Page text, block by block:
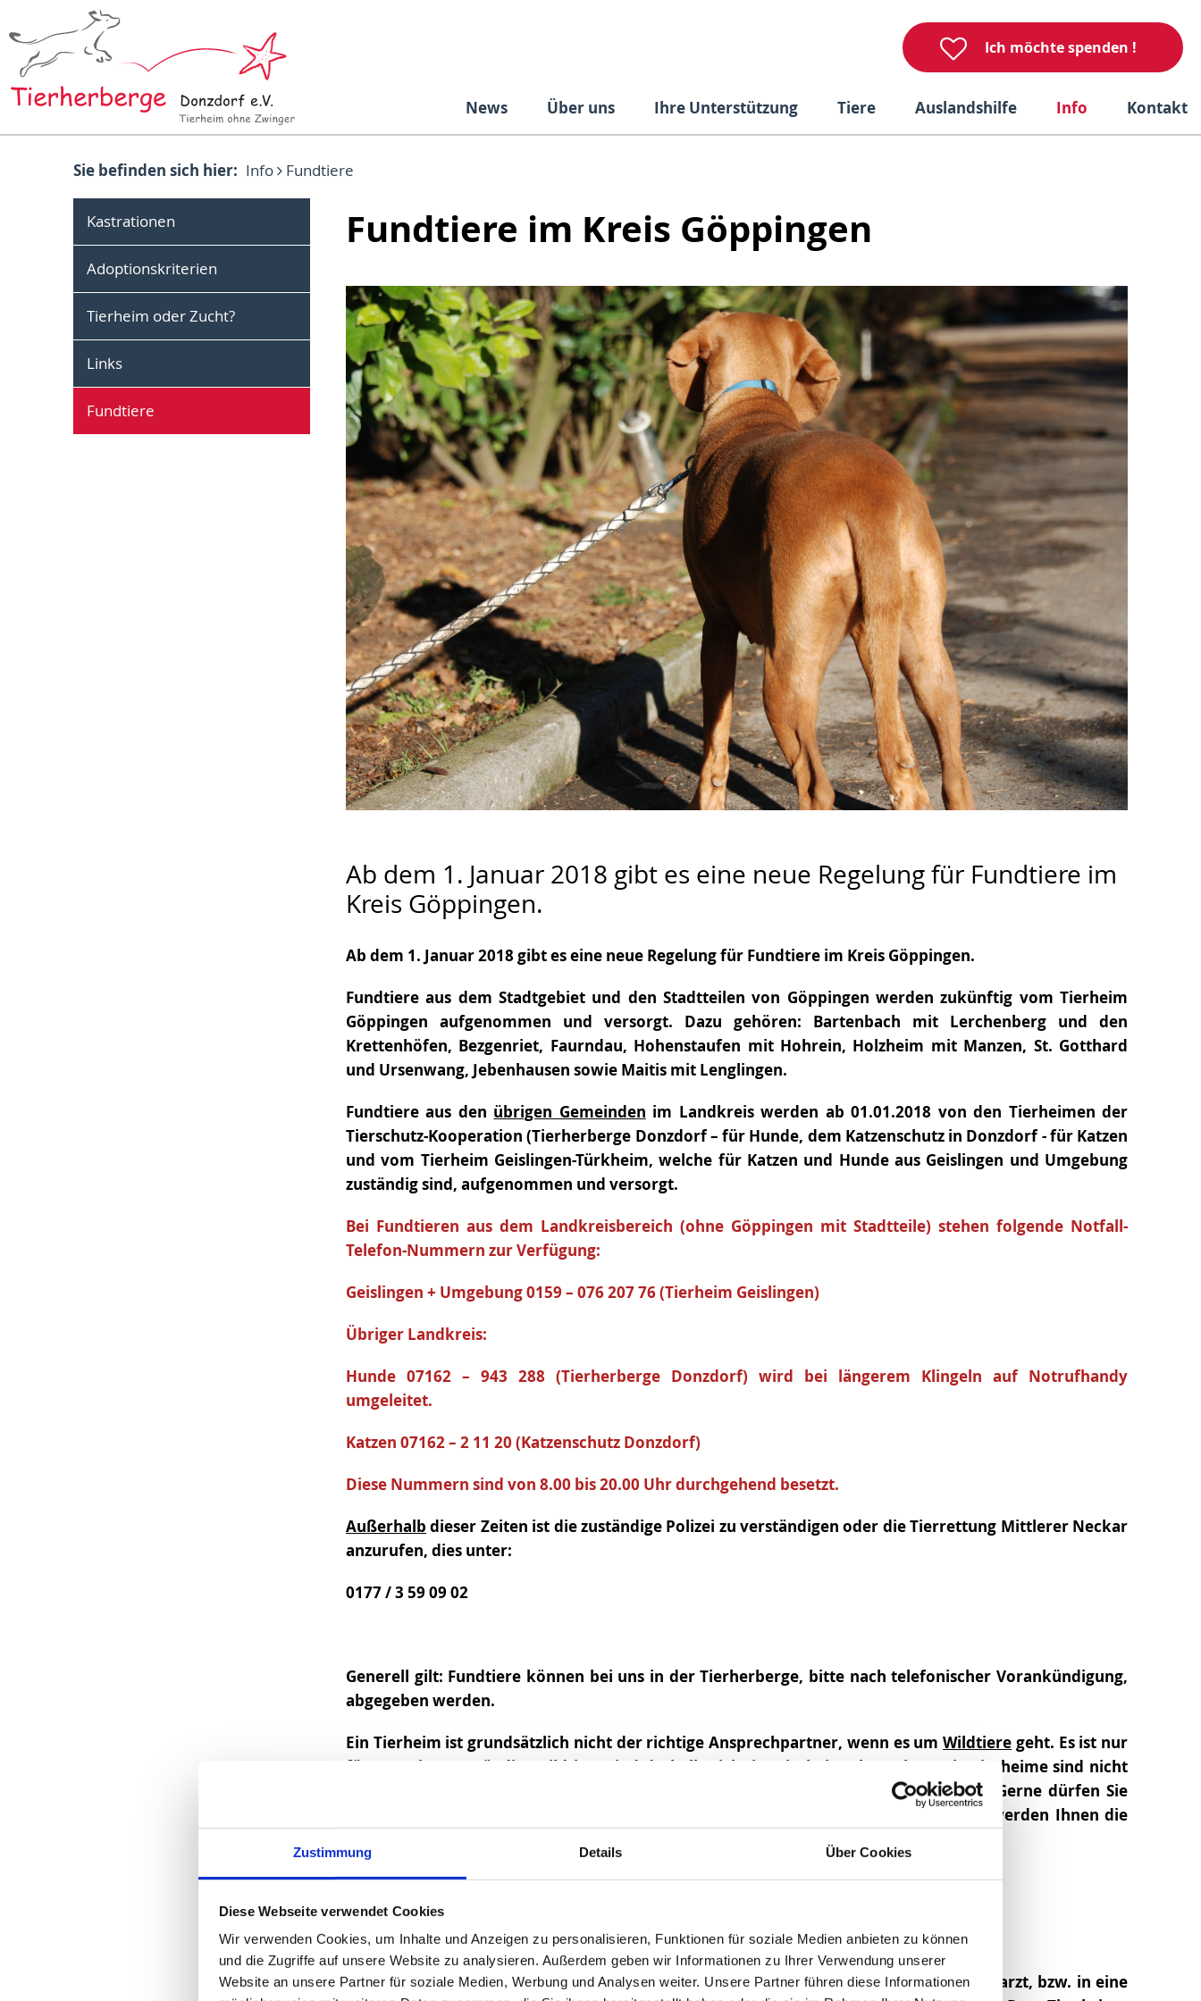
Zustimmung Details Über Cookies
Diese Webseite verwendet Cookies
Wir verwenden Cookies, um Inhalte und Anzeigen zu personalisieren, Funktionen für soziale Medien anbieten zu können
und die Zugriffe auf unsere Website zu analysieren. Außerdem geben wir Informationen zu Ihrer Verwendung unserer
Website an unsere Partner für soziale Medien, Werbung und Analysen weiter. Unsere Partner führen diese Informationen
Ich möchte spenden !
News Über uns Ihre Unterstützung Tiere Auslandshilfe Info Kontakt
Sie befinden sich hier: Info Fundtiere
Kastrationen
Adoptionskriterien
Tierheim oder Zucht?
Links
Fundtiere
Fundtiere im Kreis Göppingen
Ab dem 1. Januar 2018 gibt es eine neue Regelung für Fundtiere im
Kreis Göppingen.
Ab dem 1. Januar 2018 gibt es eine neue Regelung für Fundtiere im Kreis Göppingen.
Fundtiere aus dem Stadtgebiet und den Stadtteilen von Göppingen werden zukünftig vom Tierheim
Göppingen aufgenommen und versorgt. Dazu gehören: Bartenbach mit Lerchenberg und den
Krettenhöfen, Bezgenriet, Faurndau, Hohenstaufen mit Hohrein, Holzheim mit Manzen, St. Gotthard
und Ursenwang, Jebenhausen sowie Maitis mit Lenglingen.
Fundtiere aus den übrigen Gemeinden im Landkreis werden ab 01.01.2018 von den Tierheimen der
Tierschutz-Kooperation (Tierherberge Donzdorf – für Hunde, dem Katzenschutz in Donzdorf - für Katzen
und vom Tierheim Geislingen-Türkheim, welche für Katzen und Hunde aus Geislingen und Umgebung
zuständig sind, aufgenommen und versorgt.
Bei Fundtieren aus dem Landkreisbereich (ohne Göppingen mit Stadtteile) stehen folgende Notfall-
Telefon-Nummern zur Verfügung:
Geislingen + Umgebung 0159 – 076 207 76 (Tierheim Geislingen)
Übriger Landkreis:
Hunde 07162 – 943 288 (Tierherberge Donzdorf) wird bei längerem Klingeln auf Notrufhandy
umgeleitet.
Katzen 07162 – 2 11 20 (Katzenschutz Donzdorf)
Diese Nummern sind von 8.00 bis 20.00 Uhr durchgehend besetzt.
Außerhalb dieser Zeiten ist die zuständige Polizei zu verständigen oder die Tierrettung Mittlerer Neckar
anzurufen, dies unter:
0177 / 3 59 09 02
Generell gilt: Fundtiere können bei uns in der Tierherberge, bitte nach telefonischer Vorankündigung,
abgegeben werden.
Ein Tierheim ist grundsätzlich nicht der richtige Ansprechpartner, wenn es umWildtiere geht. Es ist nur
für Haustiere zuständig. Wildtiere sind deshalb nicht im Tierheim abzugeben. Die Tierheime sind nicht
entsprechend ausgestattet, um Wildtiere artgerecht und stressfrei unterzubringen. Gerne dürfen Sie
sich beim Auffinden eines Wildtieres telefonisch mit uns in Verbindung setzen, wir werden Ihnen die
richtige Ansprechpartner mitteilen. oder folgen Sie dem Link zur Wildvogelhilfe.
Klick
Verletzte oder verunfallte Tieregehörennichtin ein Tierheim, sondern zu einem Tierarzt, bzw. in eine